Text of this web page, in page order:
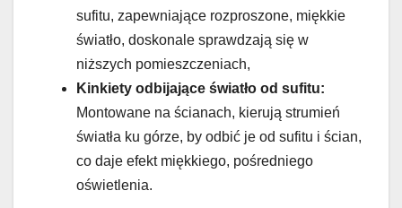
sufitu, zapewniające rozproszone, miękkie
światło, doskonale sprawdzają się w
niższych pomieszczeniach,
Kinkiety odbijające światło od sufitu:
Montowane na ścianach, kierują strumień
światła ku górze, by odbić je od sufitu i ścian,
co daje efekt miękkiego, pośredniego
oświetlenia.